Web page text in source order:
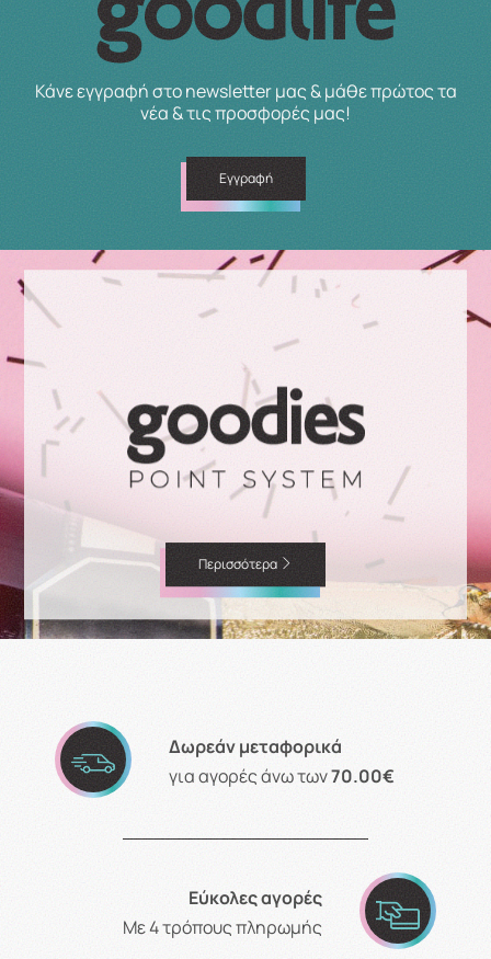
Κάνε εγγραφή στο newsletter μας & μάθε πρώτος τα
νέα & τις προσφορές μας!
Εγγραφή
Περισσότερα
Δωρεάν μεταφορικά
για αγορές άνω των70.00€
Εύκολες αγορές
Με 4 τρόπους πληρωμής